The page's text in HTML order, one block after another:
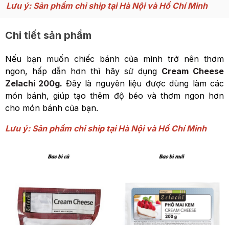
Lưu ý: Sản phẩm chỉ ship tại Hà Nội và Hồ Chí Minh
Chi tiết sản phẩm
Nếu bạn muốn chiếc bánh của mình trở nên thơm
ngon, hấp dẫn hơn thì hãy sử dụng Cream Cheese
Zelachi 200g. Đây là nguyên liệu được dùng làm các
món bánh, giúp tạo thêm độ béo và thơm ngon hơn
cho món bánh của bạn.
Lưu ý: Sản phẩm chỉ ship tại Hà Nội và Hồ Chí Minh